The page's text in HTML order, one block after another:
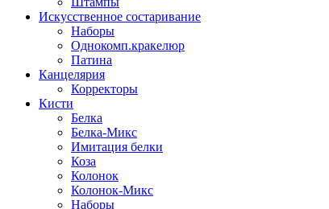
Искусственное состаривание
Наборы
Однокомп.кракелюр
Патина
Канцелярия
Корректоры
Кисти
Белка
Белка-Микс
Имитация белки
Коза
Колонок
Колонок-Микс
Наборы